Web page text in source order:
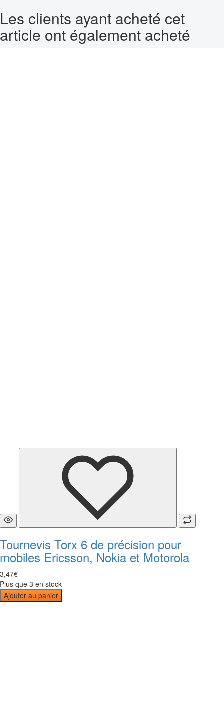
Les clients ayant acheté cet
article ont également acheté
Tournevis Torx 6 de précision pour
mobiles Ericsson, Nokia et Motorola
3,47€
Plus que 3 en stock
Ajouter au panier